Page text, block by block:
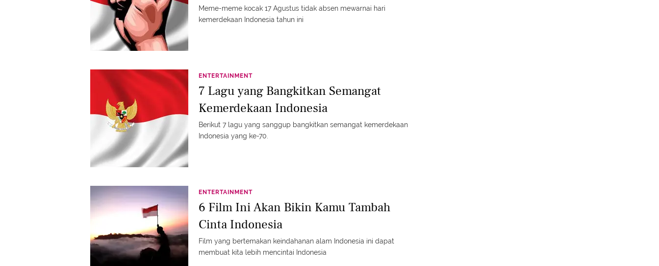
Meme-meme kocak 17 Agustus tidak absen mewarnai hari
kemerdekaan Indonesia tahun ini
ENTERTAINMENT
7 Lagu yang Bangkitkan Semangat
Kemerdekaan Indonesia
Berikut 7 lagu yang sanggup bangkitkan semangat kemerdekaan
Indonesia yang ke-70.
ENTERTAINMENT
6 Film Ini Akan Bikin Kamu Tambah
Cinta Indonesia
Film yang bertemakan keindahanan alam Indonesia ini dapat
membuat kita lebih mencintai Indonesia